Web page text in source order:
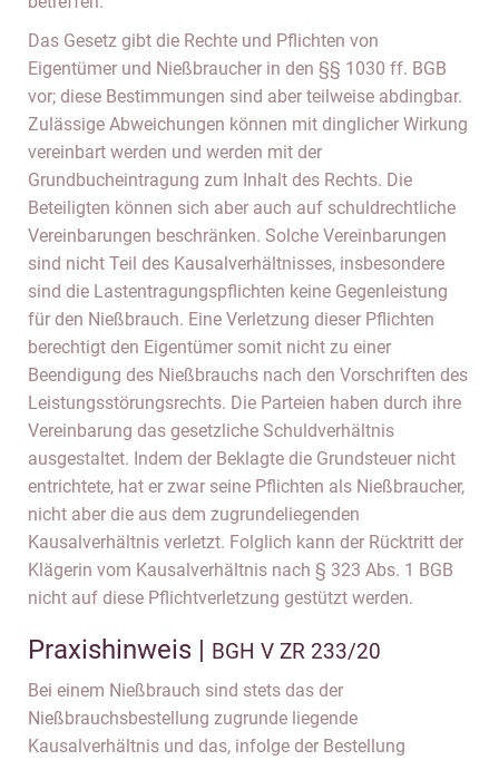
Das Gesetz gibt die Rechte und Pflichten von
Eigentümer und Nießbraucher in den §§ 1030 ff. BGB
vor; diese Bestimmungen sind aber teilweise abdingbar.
Zulässige Abweichungen können mit dinglicher Wirkung
vereinbart werden und werden mit der
Grundbucheintragung zum Inhalt des Rechts. Die
Beteiligten können sich aber auch auf schuldrechtliche
Vereinbarungen beschränken. Solche Vereinbarungen
sind nicht Teil des Kausalverhältnisses, insbesondere
sind die Lastentragungspflichten keine Gegenleistung
für den Nießbrauch. Eine Verletzung dieser Pflichten
berechtigt den Eigentümer somit nicht zu einer
Beendigung des Nießbrauchs nach den Vorschriften des
Leistungsstörungsrechts. Die Parteien haben durch ihre
Vereinbarung das gesetzliche Schuldverhältnis
ausgestaltet. Indem der Beklagte die Grundsteuer nicht
entrichtete, hat er zwar seine Pflichten als Nießbraucher,
nicht aber die aus dem zugrundeliegenden
Kausalverhältnis verletzt. Folglich kann der Rücktritt der
Klägerin vom Kausalverhältnis nach § 323 Abs. 1 BGB
nicht auf diese Pflichtverletzung gestützt werden.
Praxishinweis | BGH V ZR 233/20
Bei einem Nießbrauch sind stets das der
Nießbrauchsbestellung zugrunde liegende
Kausalverhältnis und das, infolge der Bestellung